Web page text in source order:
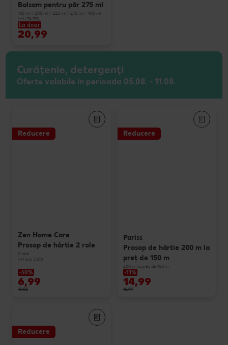
Balsam pentru păr 275 ml
100 ml / 200 ml / 220 ml / 275 ml / 400 ml
(=1 l 76.33)
La doar
20,99
Curățenie, detergenți
Oferte valabile în perioada 05.08. - 11.08.
Reducere
Zen Home Care
Prosop de hârtie 2 role
2 role
(=1 buc 3.50)
-30%
6,99
10,05
Reducere
Pariss
Prosop de hârtie 200 m la
preț de 150 m
200 m la preț de 150 m
-11%
14,99
16,99
Reducere